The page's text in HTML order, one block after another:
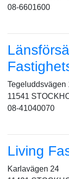
08-6601600
Tegeluddsvägen
11541
08-41040070
Living
Karlavägen 24